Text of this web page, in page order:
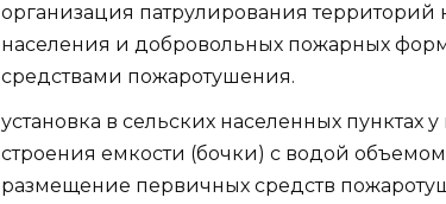
организация патрулирования территорий
населения и добровольных пожарных
средствами пожаротушения.
установка в сельских населенных
строения емкости (бочки) с водой
размещение первичных средств